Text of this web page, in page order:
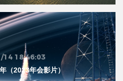
14 18:46:03
（2023年会影片）